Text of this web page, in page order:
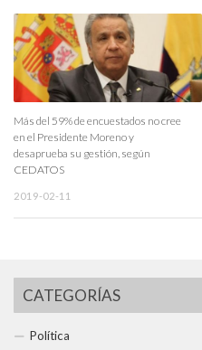
Más del 59% de encuestados no cree
en el Presidente Moreno y
desaprueba su gestión, según
CEDATOS
2019-02-11
CATEGORÍAS
Política